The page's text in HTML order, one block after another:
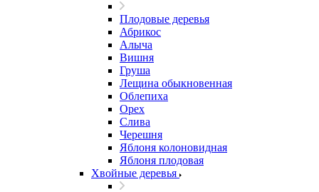
Плодовые деревья
Абрикос
Алыча
Вишня
Груша
Лещина обыкновенная
Облепиха
Орех
Слива
Черешня
Яблоня колоновидная
Яблоня плодовая
Хвойные деревья